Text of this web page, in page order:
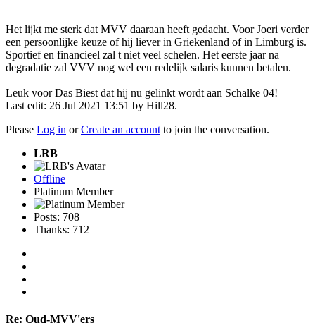
Het lijkt me sterk dat MVV daaraan heeft gedacht. Voor Joeri verder
een persoonlijke keuze of hij liever in Griekenland of in Limburg is.
Sportief en financieel zal t niet veel schelen. Het eerste jaar na
degradatie zal VVV nog wel een redelijk salaris kunnen betalen.
Leuk voor Das Biest dat hij nu gelinkt wordt aan Schalke 04!
Last edit: 26 Jul 2021 13:51 by Hill28.
Please Log in orCreate an account to join the conversation.
LRB
Offline
Platinum Member
Posts: 708
Thanks: 712
Re: Oud-MVV'ers